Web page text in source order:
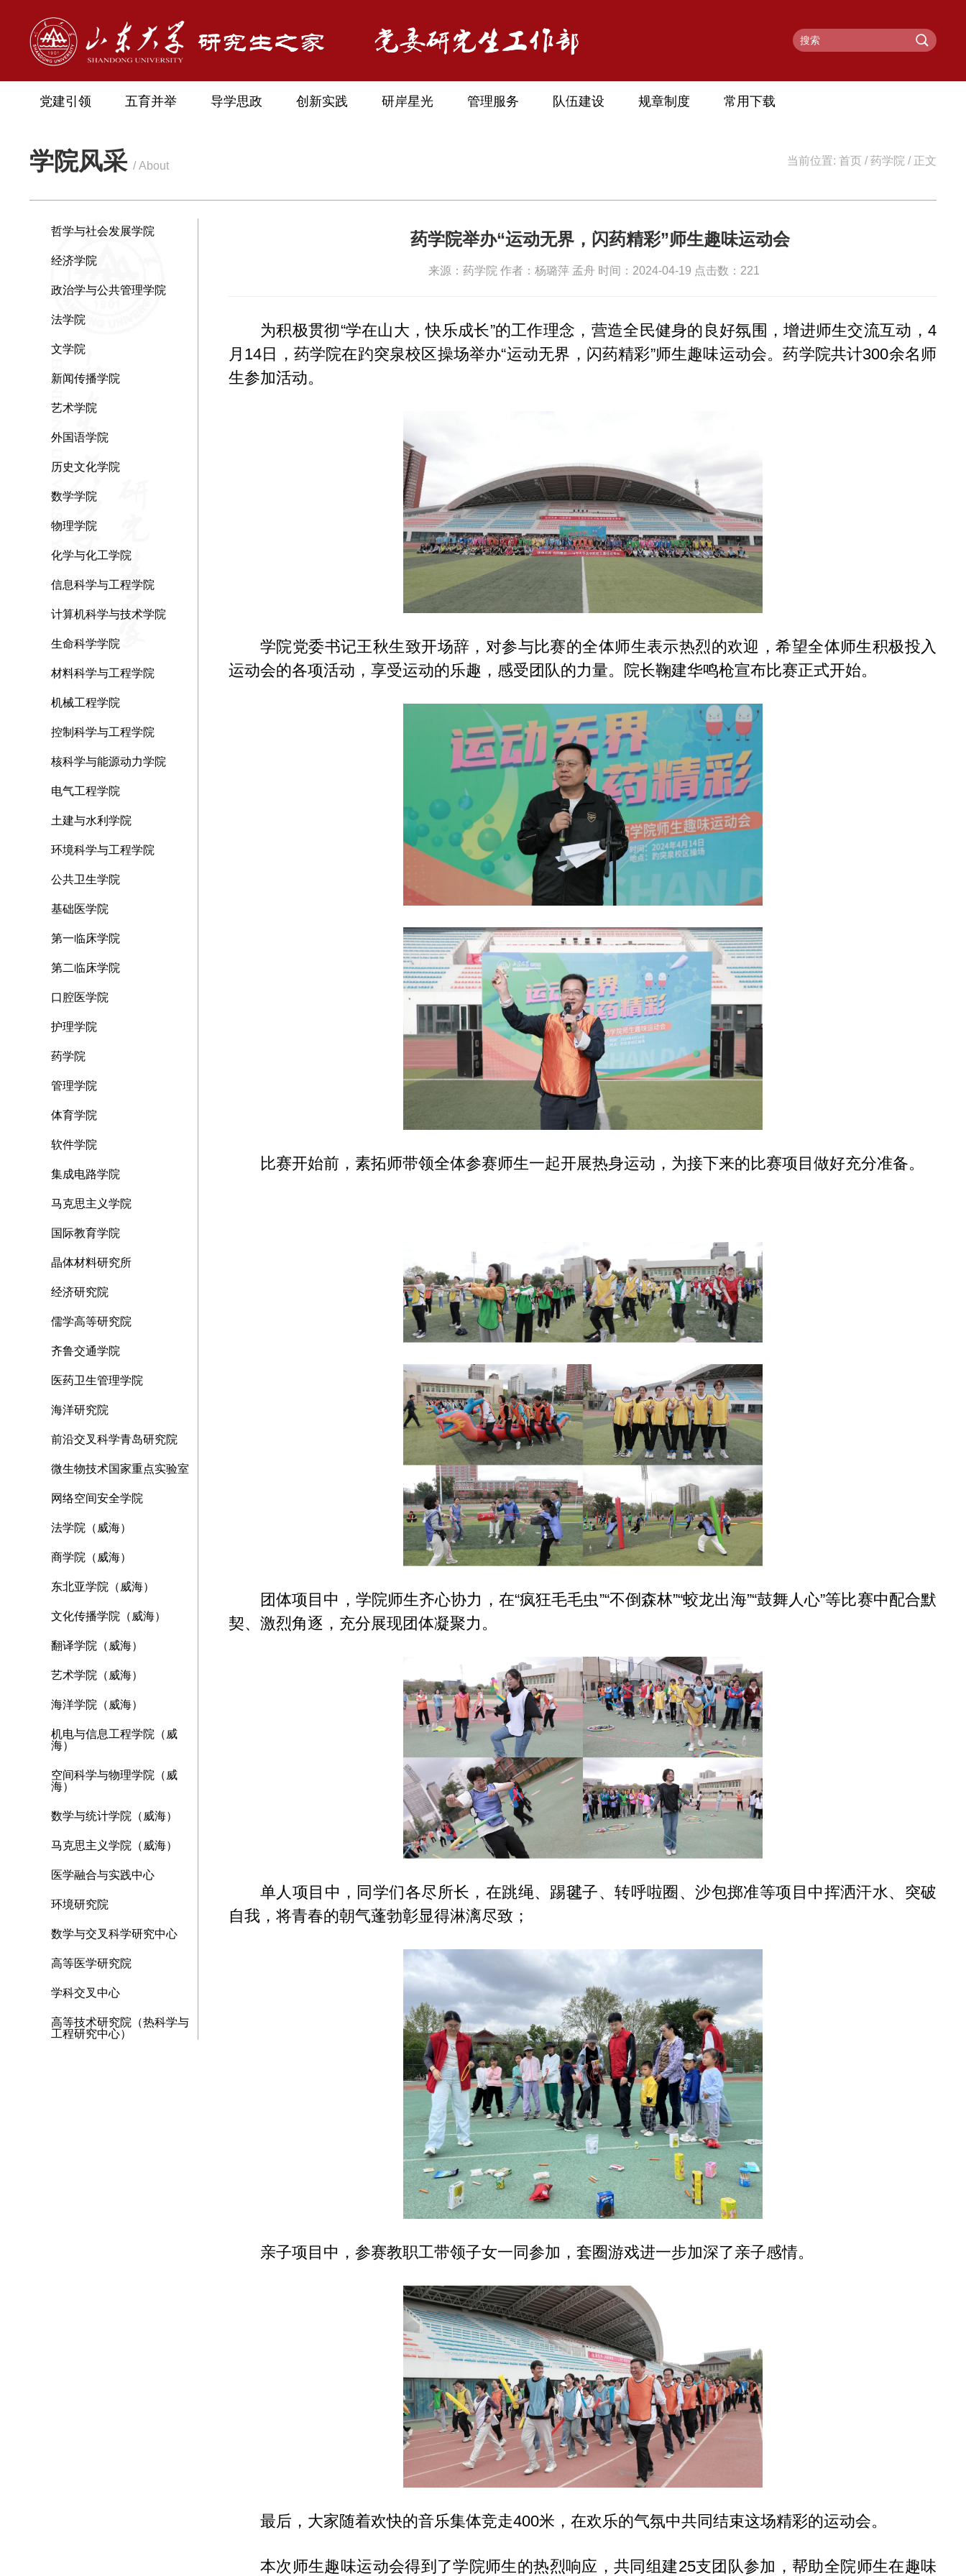
党建引领 五育并举 导学思政 创新实践 研岸星光 管理服务 队伍建设 规章制度 常用下载
学院风采 / About 当前位置: 首页 /药学院 / 正文
哲学与社会发展学院
经济学院
政治学与公共管理学院
法学院
文学院
新闻传播学院
艺术学院
外国语学院
历史文化学院
数学学院
物理学院
化学与化工学院
信息科学与工程学院
计算机科学与技术学院
生命科学学院
材料科学与工程学院
机械工程学院
控制科学与工程学院
核科学与能源动力学院
电气工程学院
土建与水利学院
环境科学与工程学院
公共卫生学院
基础医学院
第一临床学院
第二临床学院
口腔医学院
护理学院
药学院
管理学院
体育学院
软件学院
集成电路学院
马克思主义学院
国际教育学院
晶体材料研究所
经济研究院
儒学高等研究院
齐鲁交通学院
医药卫生管理学院
海洋研究院
前沿交叉科学青岛研究院
微生物技术国家重点实验室
网络空间安全学院
法学院（威海）
商学院（威海）
东北亚学院（威海）
文化传播学院（威海）
翻译学院（威海）
艺术学院（威海）
海洋学院（威海）
机电与信息工程学院（威
海）
空间科学与物理学院（威
海）
数学与统计学院（威海）
马克思主义学院（威海）
医学融合与实践中心
环境研究院
数学与交叉科学研究中心
高等医学研究院
学科交叉中心
高等技术研究院（热科学与
工程研究中心）
药学院举办“运动无界，闪药精彩”师生趣味运动会
来源：药学院 作者：杨璐萍 孟舟 时间：2024-04-19 点击数： 221
为积极贯彻“学在山大，快乐成长”的工作理念，营造全民健身的良好氛围，增进师生交流互动，4
月14日，药学院在趵突泉校区操场举办“运动无界，闪药精彩”师生趣味运动会。药学院共计300余名师
生参加活动。
学院党委书记王秋生致开场辞，对参与比赛的全体师生表示热烈的欢迎，希望全体师生积极投入
运动会的各项活动，享受运动的乐趣，感受团队的力量。院长鞠建华鸣枪宣布比赛正式开始。
比赛开始前，素拓师带领全体参赛师生一起开展热身运动，为接下来的比赛项目做好充分准备。
团体项目中，学院师生齐心协力，在“疯狂毛毛虫”“不倒森林”“蛟龙出海”“鼓舞人心”等比赛中配合默
契、激烈角逐，充分展现团体凝聚力。
单人项目中，同学们各尽所长，在跳绳、踢毽子、转呼啦圈、沙包掷准等项目中挥洒汗水、突破
自我，将青春的朝气蓬勃彰显得淋漓尽致；
亲子项目中，参赛教职工带领子女一同参加，套圈游戏进一步加深了亲子感情。
最后，大家随着欢快的音乐集体竞走400米，在欢乐的气氛中共同结束这场精彩的运动会。
本次师生趣味运动会得到了学院师生的热烈响应，共同组建25支团队参加，帮助全院师生在趣味